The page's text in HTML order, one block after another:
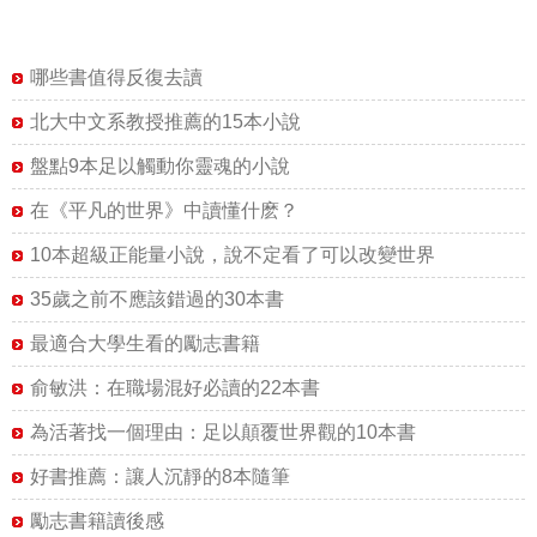
哪些書值得反復去讀
北大中文系教授推薦的15本小說
盤點9本足以觸動你靈魂的小說
在《平凡的世界》中讀懂什麽？
10本超級正能量小說，說不定看了可以改變世界
35歲之前不應該錯過的30本書
最適合大學生看的勵志書籍
俞敏洪：在職場混好必讀的22本書
為活著找一個理由：足以顛覆世界觀的10本書
好書推薦：讓人沉靜的8本隨筆
勵志書籍讀後感